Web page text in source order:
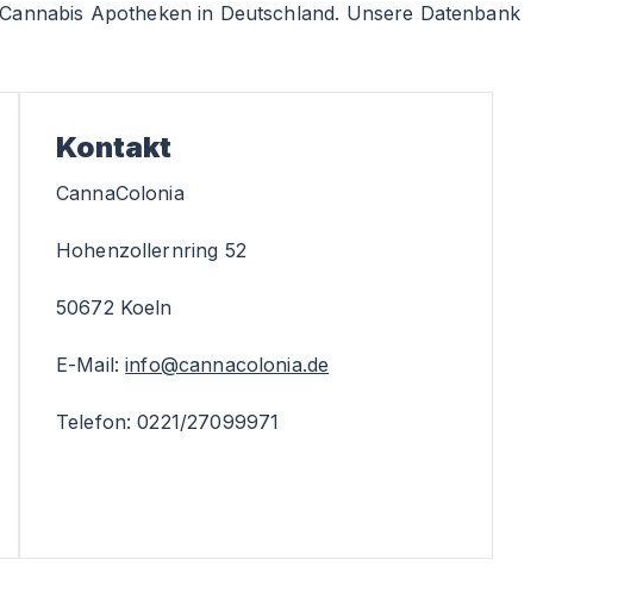
Apotheken in Deutschland. Unsere Datenbank
Kontakt
CannaColonia
Hohenzollernring 52
50672 Koeln
E-Mail:info@cannacolonia.de
Telefon: 0221/27099971